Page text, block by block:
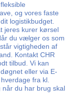
og vores faste
logistikbudget.
jeres kurer kørsel
du vælger os som
vigtigheden af
Kontakt CHR
tilbud. Vi kan
eller via E-
fra kl.
når du har brug skal